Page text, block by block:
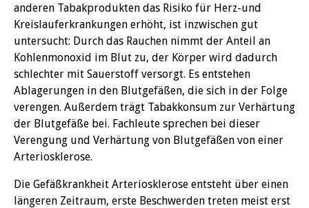
anderen Tabakprodukten das Risiko für Herz-und
Kreislauferkrankungen erhöht, ist inzwischen gut
untersucht: Durch das Rauchen nimmt der Anteil an
Kohlenmonoxid im Blut zu, der Körper wird dadurch
schlechter mit Sauerstoff versorgt. Es entstehen
Ablagerungen in den Blutgefäßen, die sich in der Folge
verengen. Außerdem trägt Tabakkonsum zur Verhärtung
der Blutgefäße bei. Fachleute sprechen bei dieser
Verengung und Verhärtung von Blutgefäßen von einer
Arteriosklerose.
Die Gefäßkrankheit Arteriosklerose entsteht über einen
längeren Zeitraum, erste Beschwerden treten meist erst